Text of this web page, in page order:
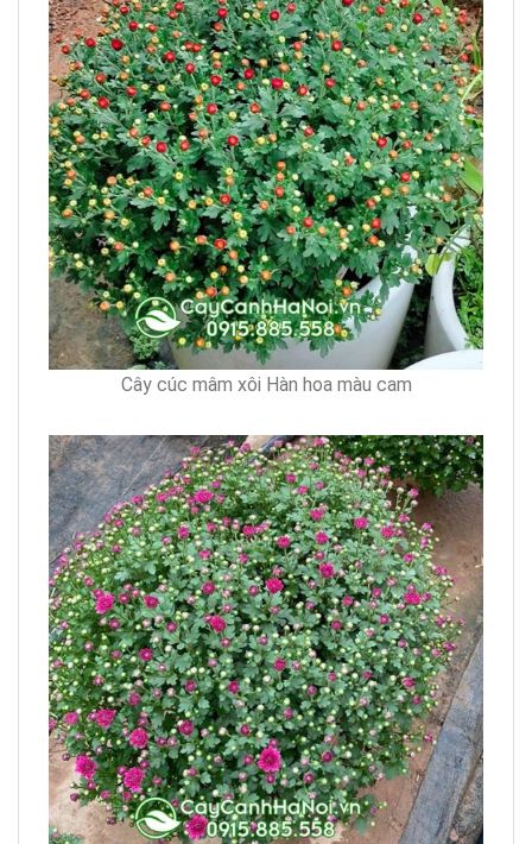
Cây cúc mâm xôi Hàn hoa màu cam